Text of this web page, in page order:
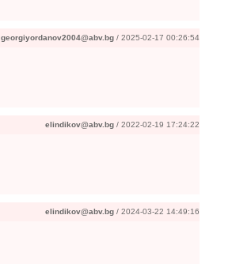
georgiyordanov2004@abv.bg / 2025-02-17 00:26:54
elindikov@abv.bg / 2022-02-19 17:24:22
elindikov@abv.bg / 2024-03-22 14:49:16